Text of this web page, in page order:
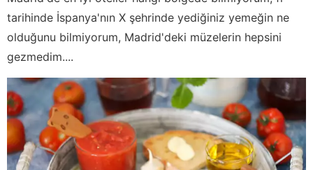
tarihinde İspanya'nın X şehrinde yediğiniz yemeğin ne
olduğunu bilmiyorum, Madrid'deki müzelerin hepsini
gezmedim....